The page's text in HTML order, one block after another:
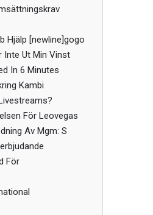
Hjälp [newline]gogo
Inte Ut Min Vinst
In 6 Minutes
Kambi
För Leovegas
Av Mgm: S
För